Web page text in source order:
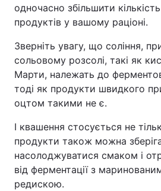
одночасно збільшити
продуктів у вашому раціоні.
Зверніть увагу, що соління,
сольовому розсолі, такі як
Марти, належать до
тоді як продукти швидкого
оцтом такими не є.
І квашення стосується не
продукти також можна
насолоджуватися смаком і
від ферментації з
редискою.